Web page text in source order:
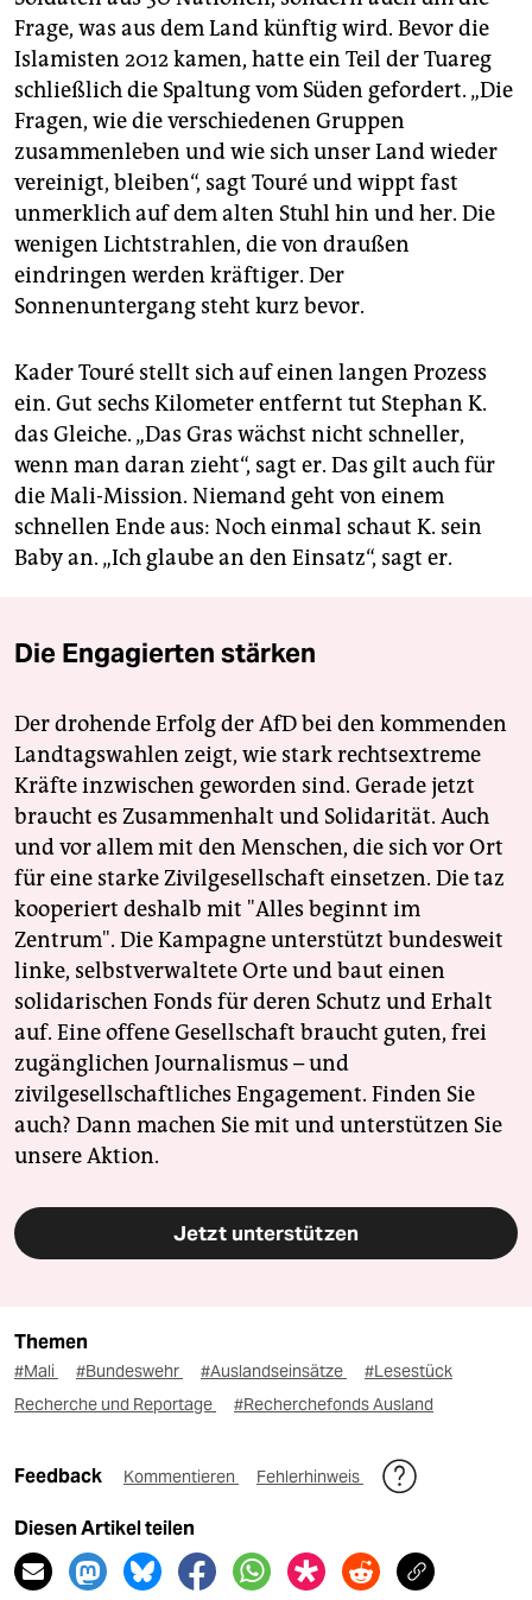
Frage, was aus dem Land künftig wird. Bevor die
Islamisten 2012 kamen, hatte ein Teil der Tuareg
schließlich die Spaltung vom Süden gefordert. „Die
Fragen, wie die verschiedenen Gruppen
zusammenleben und wie sich unser Land wieder
vereinigt, bleiben“, sagt Touré und wippt fast
unmerklich auf dem alten Stuhl hin und her. Die
wenigen Lichtstrahlen, die von draußen
eindringen werden kräftiger. Der
Sonnenuntergang steht kurz bevor.
Kader Touré stellt sich auf einen langen Prozess
ein. Gut sechs Kilometer entfernt tut Stephan K.
das Gleiche. „Das Gras wächst nicht schneller,
wenn man daran zieht“, sagt er. Das gilt auch für
die Mali-Mission. Niemand geht von einem
schnellen Ende aus: Noch einmal schaut K. sein
Baby an. „Ich glaube an den Einsatz“, sagt er.
Die Engagierten stärken
Der drohende Erfolg der AfD bei den kommenden
Landtagswahlen zeigt, wie stark rechtsextreme
Kräfte inzwischen geworden sind. Gerade jetzt
braucht es Zusammenhalt und Solidarität. Auch
und vor allem mit den Menschen, die sich vor Ort
für eine starke Zivilgesellschaft einsetzen. Die taz
kooperiert deshalb mit "Alles beginnt im
Zentrum". Die Kampagne unterstützt bundesweit
linke, selbstverwaltete Orte und baut einen
solidarischen Fonds für deren Schutz und Erhalt
auf. Eine offene Gesellschaft braucht guten, frei
zugänglichen Journalismus – und
zivilgesellschaftliches Engagement. Finden Sie
auch? Dann machen Sie mit und unterstützen Sie
unsere Aktion.
Jetzt unterstützen
Themen
#Mali #Bundeswehr #Auslandseinsätze
#Lesestück
Recherche und Reportage
#Recherchefonds Ausland
Feedback Kommentieren Fehlerhinweis
Diesen Artikel teilen